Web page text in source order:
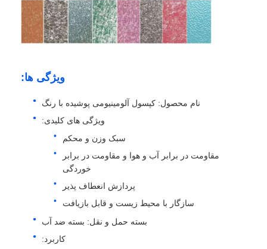
آلومینیوم برجسته
پانل های لانه زنبوری آلومینیوم
ویژگی ها:
نام محصول: کپسول آلومینیومی پوشیده با رنگ
ویژگی های کلیدی:
سبک وزن و محکم
مقاومت در برابر آب و هوا و مقاومت در برابر
خوردگی
پردازش انعطاف پذیر
سازگار با محیط زیست و قابل بازیافت
بسته حمل و نقل: بسته ضد آب
کاربرد: